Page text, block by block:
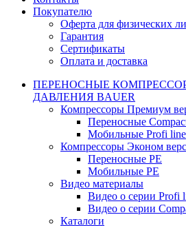
Покупателю
Оферта для физических
Гарантия
Сертификаты
Оплата и доставка
ПЕРЕНОСНЫЕ
ДАВЛЕНИЯ BAUER
Компрессоры Премиум
Переносные
Мобильные Profi line
Компрессоры Эконом
Переносные PE
Мобильные PE
Видео материалы
Видео о серии Profi
Видео о серии
Каталоги